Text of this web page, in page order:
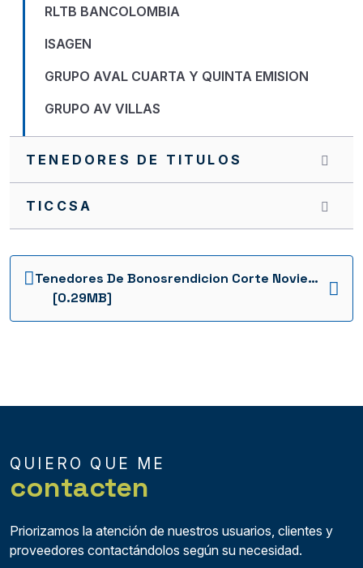
RLTB BANCOLOMBIA
ISAGEN
GRUPO AVAL CUARTA Y QUINTA EMISION
GRUPO AV VILLAS
GNB SUDAMERIS
EPM 2014
ECOPETROL
DISTRITO BOGOTA
BANCOLOMBIA
BANCOLDEX
ARGOS 2014
TENEDORES DE TITULOS
TICCSA
Tenedores De Bonosrendicion Corte Noviembre 2014 Distrito Bogota Distrito Bogota 1736964957610
[0.29MB]
QUIERO QUE ME
contacten
Priorizamos la atención de nuestros usuarios, clientes y
proveedores contactándolos según su necesidad.